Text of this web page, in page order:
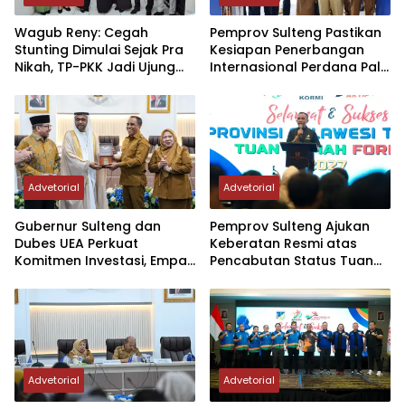
Wagub Reny: Cegah
Stunting Dimulai Sejak Pra
Nikah, TP-PKK Jadi Ujung
Pemprov Sulteng Pastikan
Kesiapan Penerbangan
Internasional Perdana Palu
Advetorial
Gubernur Sulteng dan
Dubes UEA Perkuat
Komitmen Investasi, Empat
Advetorial
Pemprov Sulteng Ajukan
Keberatan Resmi atas
Pencabutan Status Tuan
2027
Advetorial Advetorial